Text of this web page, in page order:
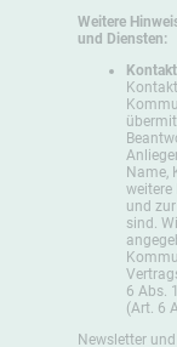
Weitere
und Diensten:
Name,
weitere
und
sind.
6 Abs.
(Art. 6
Newsletter